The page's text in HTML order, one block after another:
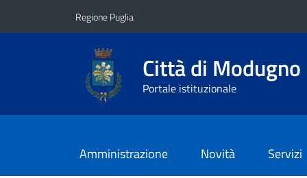
Regione Puglia
Città di Modugno
Portale istituzionale
Amministrazione Novità Servizi